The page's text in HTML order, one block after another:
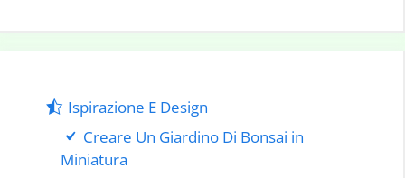
Ispirazione E Design
Creare Un Giardino Di Bonsai in
Miniatura